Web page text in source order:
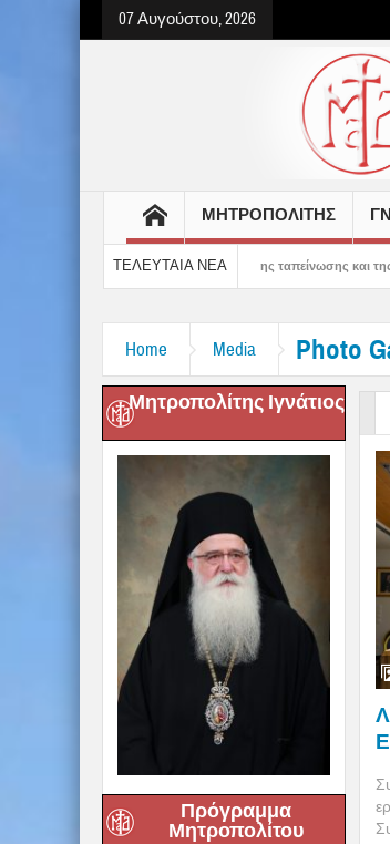
07 Αυγούστου, 2026
ΜΗΤΡΟΠΟΛΙΤΗΣ
ΤΕΛΕΥΤΑΙΑ ΝΕΑ
τον δρόμο της ταπείνωσης και της σιωπής» – 4η
Home Media Photo
Μητροπολίτης Ιγνάτιος
Πρόγραμμα
Μητροπολίτου